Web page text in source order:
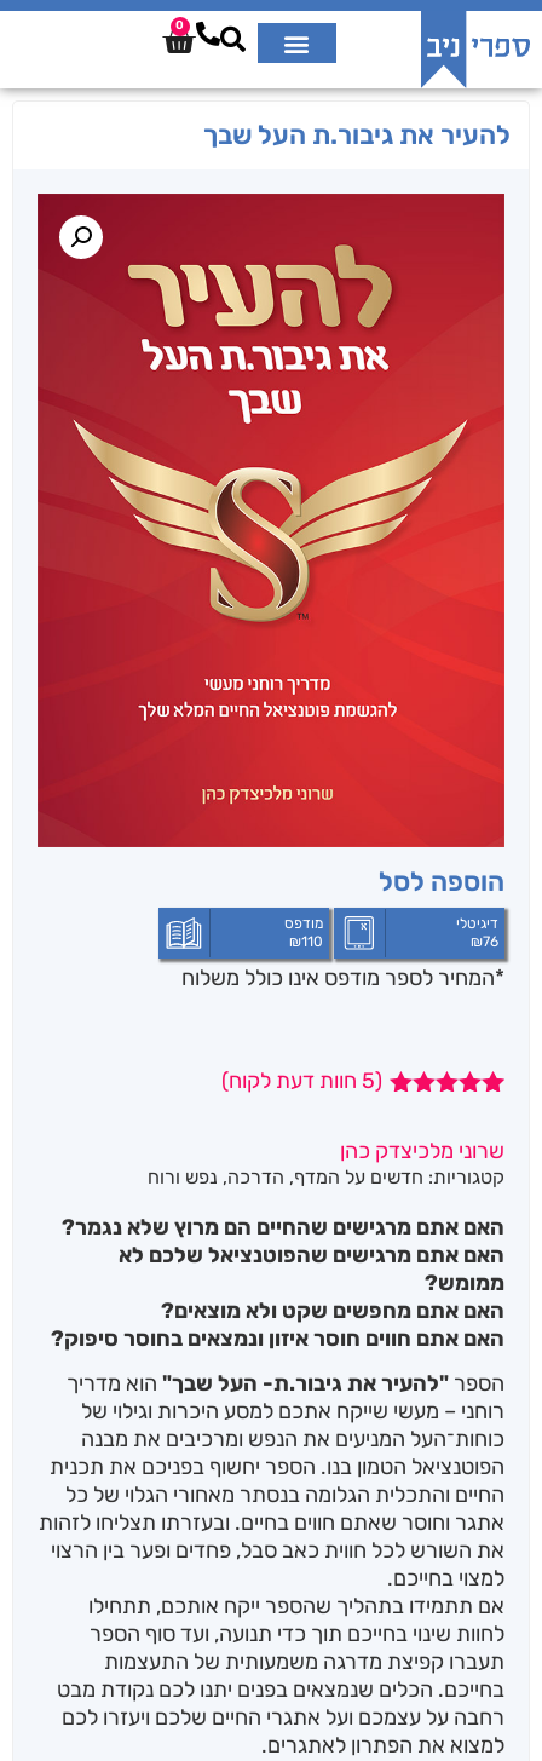
0
להעיר את גיבור.ת העל שבך
הוספה לסל
דיגיטלי
₪76
מודפס
₪110
*המחיר לספר מודפס אינו כולל משלוח
מבוסס על
דירוגים של
(
5 חוות דעת לקוח)
שרוני מלכיצדק כהן
קטגוריות: חדשים על המדף, הדרכה, נפש ורוח
האם אתם מרגישים שהחיים הם מרוץ שלא נגמר?
האם אתם מרגישים שהפוטנציאל שלכם לא
ממומש?
האם אתם מחפשים שקט ולא מוצאים?
האם אתם חווים חוסר איזון ונמצאים בחוסר סיפוק?
הספר "להעיר את גיבור.ת- העל שבך" הוא מדריך
רוחני – מעשי שייקח אתכם למסע היכרות וגילוי של
כוחות־העל המניעים את הנפש ומרכיבים את מבנה
הפוטנציאל הטמון בנו. הספר יחשוף בפניכם את תכנית
החיים והתכלית הגלומה בנסתר מאחורי הגלוי של כל
אתגר וחוסר שאתם חווים בחיים. ובעזרתו תצליחו לזהות
את השורש לכל חווית כאב סבל, פחדים ופער בין הרצוי
למצוי בחייכם.
אם תתמידו בתהליך שהספר ייקח אותכם, תתחילו
לחוות שינוי בחייכם תוך כדי תנועה, ועד סוף הספר
תעברו קפיצת מדרגה משמעותית של התעצמות
בחייכם. הכלים שנמצאים בפנים יתנו לכם נקודת מבט
רחבה על עצמכם ועל אתגרי החיים שלכם ויעזרו לכם
למצוא את הפתרון לאתגרים.